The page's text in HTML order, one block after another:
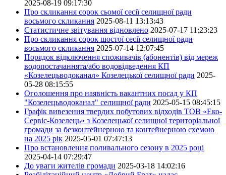
2025-08-19 09:17:30
Про скликання сорок сьомої сесії селищної ради
восьмого скликання 2025-08-11 13:13:43
Статистичне звітування відновлено 2025-07-17 11:23:23
Про скликання сорок шостої сесії селищної ради
восьмого скликання 2025-07-14 12:07:45
Порядок відключення споживачів (абонентів) від мереж
водопостачаннята/або водовідведення КП
«Козелецьводоканал» Козелецької селищної ради 2025-
05-28 08:15:55
Оголошення про наявність вакантних посад у КП
"Козелецьводоканал" селищної ради 2025-05-15 08:45:15
Графік вивезення твердих побутових відходів ТОВ «Еко-
Сервіс-Козелець» з Козелецької селищної територіальної
громади за безконтейнерною та контейнерною схемою
на 2025 рік 2025-05-01 07:47:13
Про встановлення поливального сезону в 2025 році
2025-04-14 07:29:47
До уваги жителів громади 2025-03-18 14:02:16